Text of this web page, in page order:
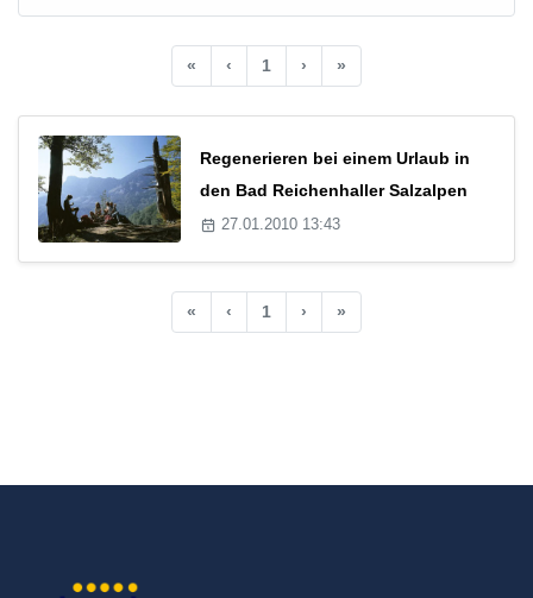
« ‹ 1 › »
Regenerieren bei einem Urlaub in
den Bad Reichenhaller Salzalpen
27.01.2010 13:43
« ‹ 1 › »